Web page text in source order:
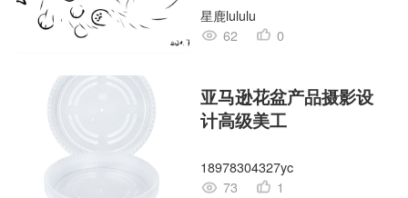
星鹿lululu
62
0
亚马逊花盆产品摄影设
计高级美工
18978304327yc
73
1